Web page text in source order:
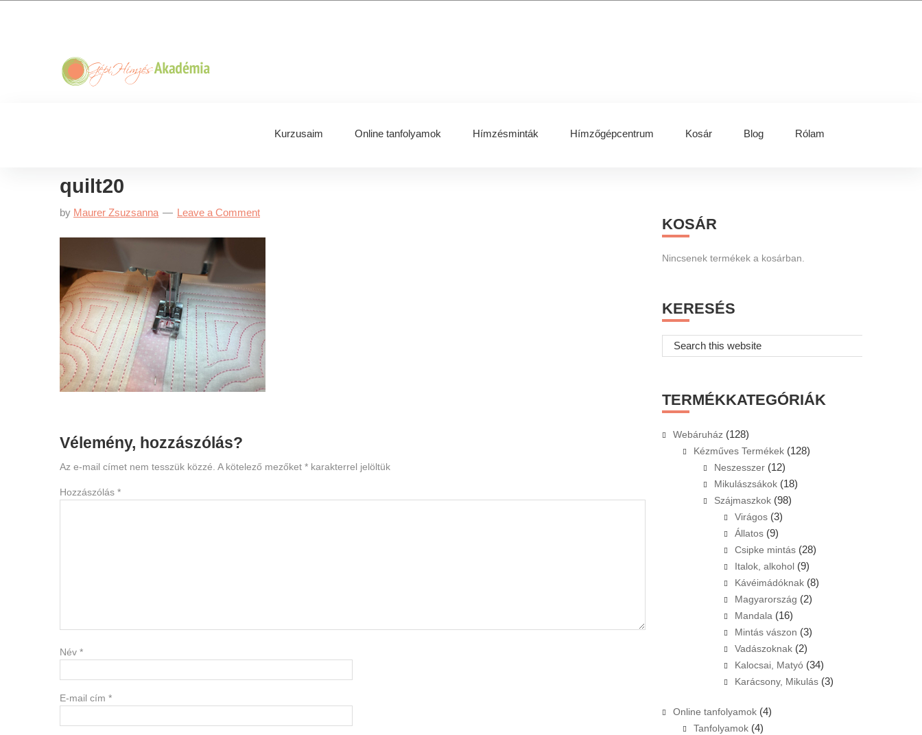
Kurzusaim Online tanfolyamok Hímzésminták Hímzőgépcentrum Kosár Blog Rólam
quilt20
by Maurer Zsuzsanna Leave a Comment
Reader
Interactions
Vélemény, hozzászólás?
Az e-mail címet nem tesszük közzé. A kötelező mezőket * karakterrel jelöltük
Hozzászólás *
Név *
E-mail cím *
Primary
Sidebar
KOSÁR
Nincsenek termékek a kosárban.
KERESÉS
Search
this
TERMÉKKATEGÓRIÁK
Webáruház (128)
Kézműves Termékek (128)
Neszesszer (12)
Mikulászsákok (18)
Szájmaszkok (98)
Virágos (3)
Állatos (9)
Csipke mintás (28)
Italok, alkohol (9)
Kávéimádóknak (8)
Magyarország (2)
Mandala (16)
Mintás vászon (3)
Vadászoknak (2)
Kalocsai, Matyó (34)
Karácsony, Mikulás (3)
Online tanfolyamok (4)
Tanfolyamok (4)